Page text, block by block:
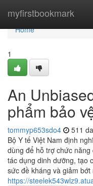
myfirstbookmark
Home
Home
1
An
phẩm bảo
tommyp653sdo4 511
Bộ Y tế Việt Nam định
dùng để hỗ trợ chức
tác dụng dinh dưỡng, tạo
sức đề kháng và giảm bớt
https://